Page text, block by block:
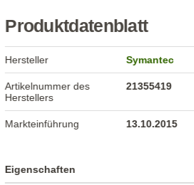
Produktdatenblatt
Hersteller Symantec
Artikelnummer des
Herstellers
21355419
Markteinführung 13.10.2015
Eigenschaften